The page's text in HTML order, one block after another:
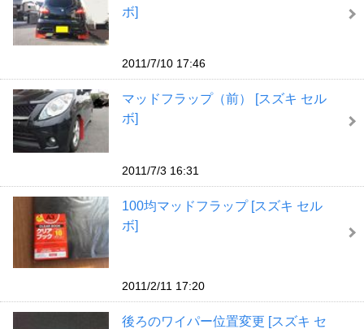
ボ]
2011/7/10 17:46
マッドフラップ（前） [スズキ セル
ボ]
2011/7/3 16:31
100均マッドフラップ [スズキ セル
ボ]
2011/2/11 17:20
後ろのワイパー位置変更 [スズキ セ